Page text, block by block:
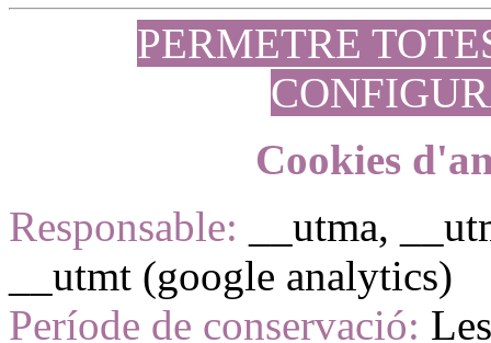
PERMETRE
Cookies
Responsable: __utma,
__utmt (google analytics)
Període de conservació: